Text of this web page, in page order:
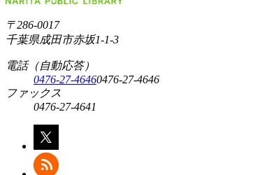
〒286-0017
千葉県成田市赤坂1-1-3
電話（自動応答）
0476-27-46460476-27-4646
ファックス
0476-27-4641